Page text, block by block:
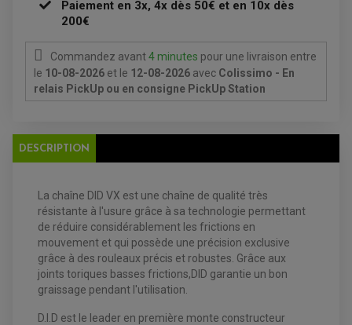
FEUX ADDITIONNELS
KIT RECONDITIONNEMENT DEMARREUR
REDRESSEUR / REGULATEUR
STATOR
ENTRETIEN MOTO
BOUGIE NGK
FILTRE A AIR
PRODUIT D'ENTRETIEN
FREINAGE
ACCESSOIRE + VISSERIE FREINAGE
DISQUE DE FREIN ARRIERE
PLAQUETTE DE FREIN ARRIERE
MAÎTRE CYLINDRE
DURITE RADIATEUR
Paiement en 3x, 4x dès 50€ et en 10x dès
200€
Commandez avant4 minutes pour une livraison entre
le 10-08-2026 et le 12-08-2026 avec Colissimo - En
relais PickUp ou en consigne PickUp Station
DESCRIPTION
La chaîne DID VX est une chaîne de qualité très
résistante à l'usure grâce à sa technologie permettant
de réduire considérablement les frictions en
mouvement et qui possède une précision exclusive
grâce à des rouleaux précis et robustes. Grâce aux
joints toriques basses frictions,DID garantie un bon
graissage pendant l'utilisation.
D.I.D est le leader en première monte constructeur